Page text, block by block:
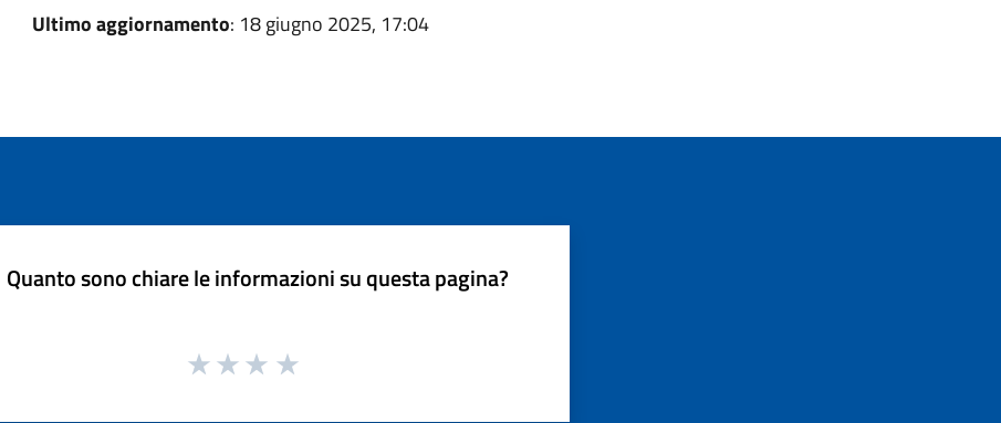
Ultimo aggiornamento: 18 giugno 2025, 17:04
Quanto sono chiare le informazioni su questa pagina?